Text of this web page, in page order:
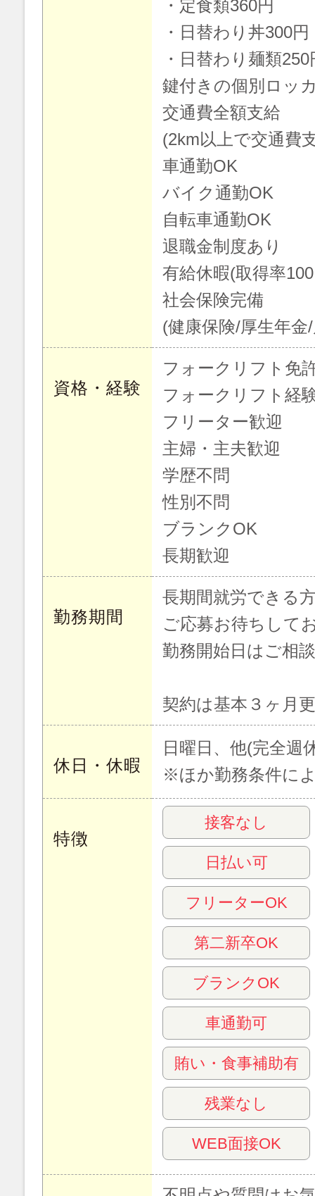
・定食類360円
・日替わり丼300円
・日替わり麺類250
鍵付きの個別ロッ
交通費全額支給
(2km以上で交通費
車通勤OK
バイク通勤OK
自転車通勤OK
退職金制度あり
有給休暇(取得率
社会保険完備
(健康保険/厚生年
資格・経験
フォークリフト免
フォークリフト経
フリーター歓迎
主婦・主夫歓迎
学歴不問
性別不問
ブランクOK
長期歓迎
勤務期間
長期間就労できる
ご応募お待ちして
勤務開始日はご相
契約は基本３ヶ月
休日・休暇
日曜日、他(完全週
※ほか勤務条件に
特徴
接客なし
日払い可
フリーターOK
第二新卒OK
ブランクOK
車通勤可
賄い・食事補助有
残業なし
WEB面接OK